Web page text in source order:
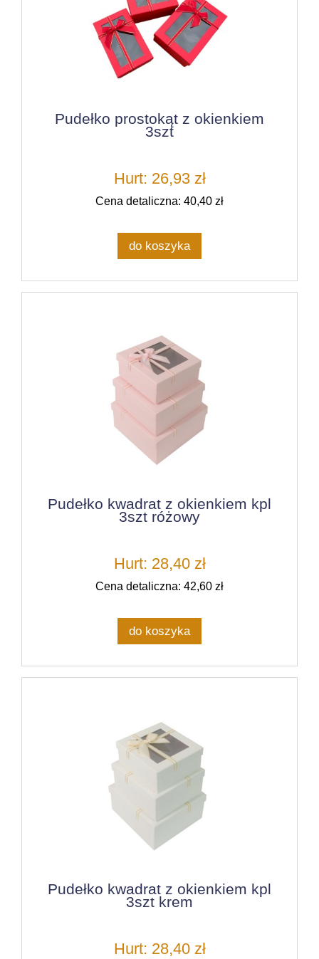
Pudełko prostokąt z okienkiem
3szt
Hurt: 26,93 zł
Cena detaliczna: 40,40 zł
do koszyka
Pudełko kwadrat z okienkiem kpl
3szt różowy
Hurt: 28,40 zł
Cena detaliczna: 42,60 zł
do koszyka
Pudełko kwadrat z okienkiem kpl
3szt krem
Hurt: 28,40 zł